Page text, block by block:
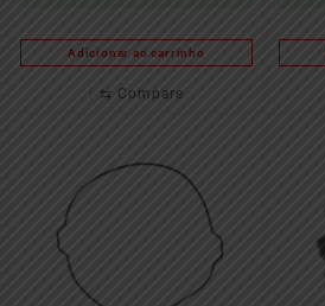
Adicionar ao carrinho
⇆ Compare